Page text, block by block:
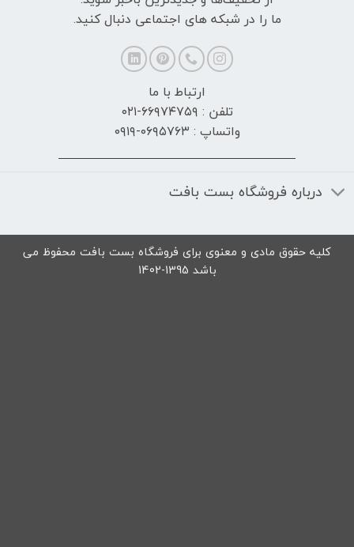
ما را در شبکه های اجتماعی دنبال کنید.
ارتباط با ما
تلفن : ۶۶۹۷۴۷۵۹-۰۲۱
واتساپ : ۰۶۹۵۷۶۳-۰۹۱۹
درباره فروشگاه بست بافت
کلیه حقوق مادی و معنوی برای فروشگاه بست بافت محفوظ می
باشد 1395-1402